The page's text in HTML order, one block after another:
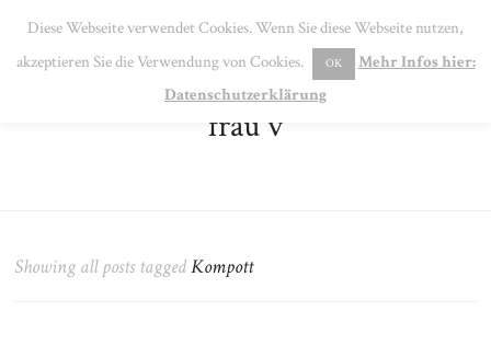
MENU
frau v
Showing all posts taggedKompott
Diese Webseite verwendet Cookies. Wenn Sie diese Webseite nutzen,
akzeptieren Sie die Verwendung von Cookies.
OK
Mehr Infos hier:
Datenschutzerklärung